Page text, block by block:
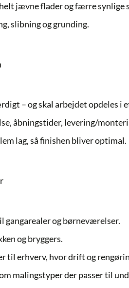
jævne flader og færre synlige
slibning og grunding.
– og skal arbejdet opdeles i
åbningstider, levering/
lag, så finishen bliver optimal.
og børneværelser.
og bryggers.
til erhverv, hvor drift og
malingstyper der passer til